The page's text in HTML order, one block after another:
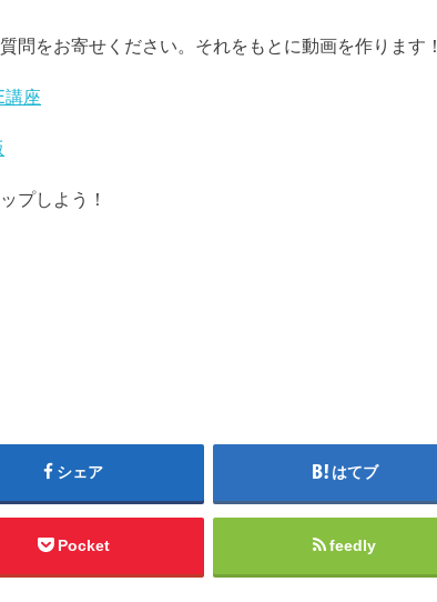
をお寄せください。それをもとに動画を作ります！
講座
プしよう！
シェア はてブ
Pocket feedly